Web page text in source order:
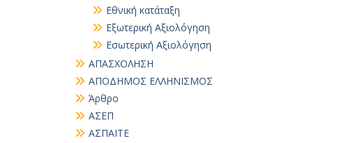
Εθνική κατάταξη
Εξωτερική Αξιολόγηση
Εσωτερική Αξιολόγηση
ΑΠΑΣΧΟΛΗΣΗ
ΑΠΟΔΗΜΟΣ ΕΛΛΗΝΙΣΜΟΣ
Άρθρο
ΑΣΕΠ
ΑΣΠΑΙΤΕ